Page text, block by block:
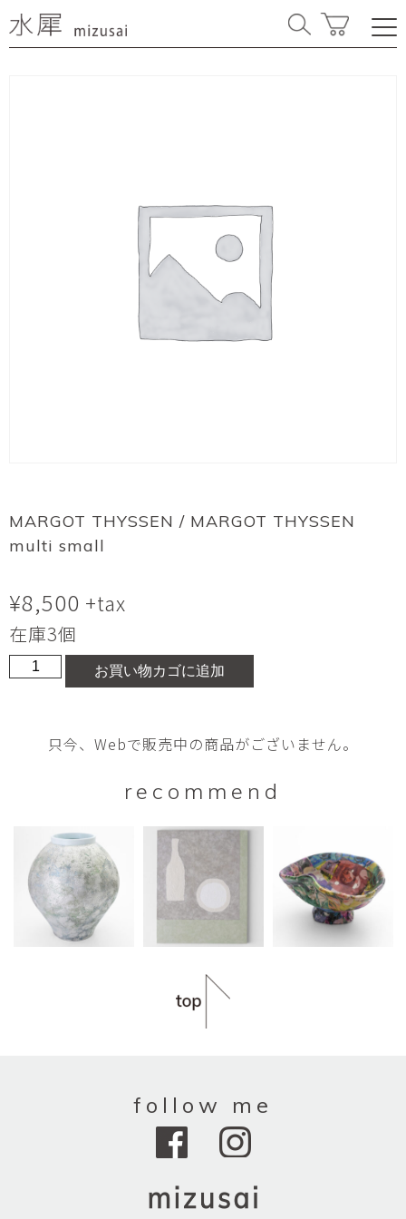
MARGOT THYSSEN / MARGOT THYSSEN
multi small
¥8,500 +tax
在庫3個
MARGOT
THYSSEN
お買い物カゴに追加
只今、Webで販売中の商品がございません。
recommend
follow me